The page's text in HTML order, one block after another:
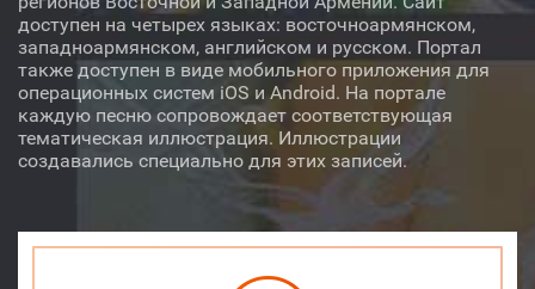
Аудио Видео О нас
Библиотека Лицензия
доступен на четырех языках: восточноармянском,
западноармянском, английском и русском. Портал
также доступен в виде мобильного приложения для
операционных систем iOS и Android. На портале
каждую песню сопровождает соответствующая
тематическая иллюстрация. Иллюстрации
создавались специально для этих записей.